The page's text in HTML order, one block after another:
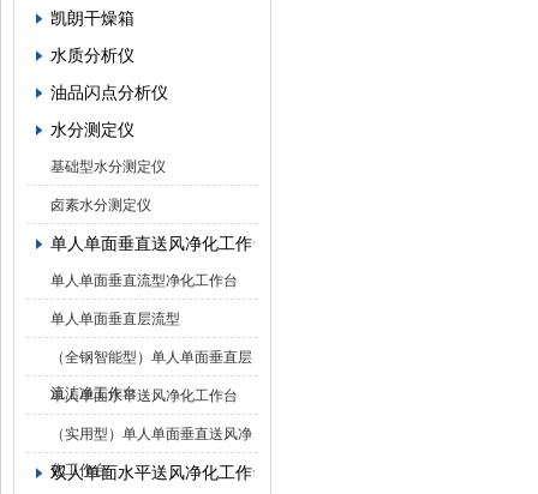
凯朗干燥箱
水质分析仪
油品闪点分析仪
水分测定仪
基础型水分测定仪
卤素水分测定仪
单人单面垂直送风净化工作台
单人单面垂直流型净化工作台
单人单面垂直层流型
（全钢智能型）单人单面垂直层
流洁净工作台
单人单面水平送风净化工作台
（实用型）单人单面垂直送风净
化工作台
双人单面水平送风净化工作台